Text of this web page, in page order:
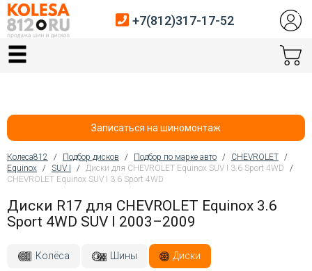
Главная
Автосервис
Датчики давления
Услуги шиномонтажа
+7(812)317-17-52
Записаться на шиномонтаж
Вы здесь
Колеса812 / Подбор дисков / Подбор по марке авто / CHEVROLET /
Equinox / SUV I / Диски для CHEVROLET Equinox SUV I 3.6 Sport 4WD
/
CHEVROLET Equinox SUV I 3.6 Sport 4WD
Диски R17 для CHEVROLET Equinox 3.6
Sport 4WD SUV I 2003–2009
Колёса Шины Диски